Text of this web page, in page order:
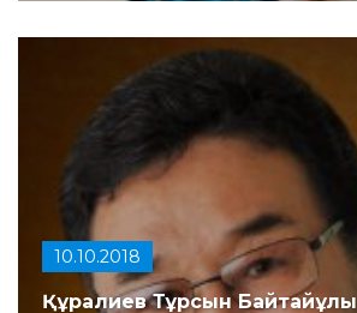
10.10.2018
Құралиев Тұрсын Байтайұлы